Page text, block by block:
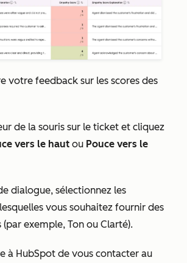
votre feedback sur les scores des
de la souris sur le ticket et cliquez
vers le haut ou Pouce vers le
dialogue, sélectionnez les
vous souhaitez fournir des
exemple, Ton ou Clarté).
à HubSpot de vous contacter au